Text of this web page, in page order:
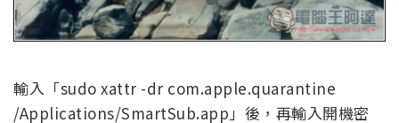
輸入「sudo xattr -dr com.apple.quarantine
/Applications/SmartSub.app」後，再輸入開機密